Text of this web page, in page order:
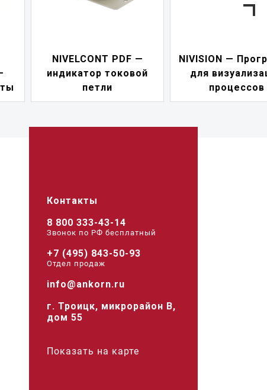
NIVELCONT PDF —
индикатор токовой
петли
NIVISION —
для
процессов
Контакты
8 800 333-43-14
Звонок по РФ беcплатный
+7 (495) 843-50-93
Отдел продаж
info@ankorn.ru
г. Троицк, микрорайон В,
дом 55
Показать на карте